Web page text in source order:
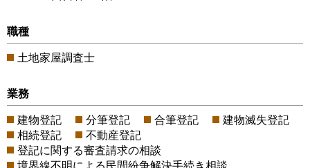
職種
土地家屋調査士
業務
建物登記 分筆登記 合筆登記
建物滅失登記
相続登記
不動産登記
登記に関する審査請求の相談
境界線不明による民間紛争解決手続き相談